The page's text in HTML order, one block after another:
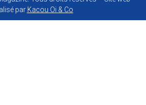
par Kacou Oi & Co